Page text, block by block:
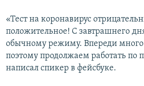
«Тест на коронавирус
положительное! С завтрашнего
обычному режиму. Впереди много
поэтому продолжаем работать по
написал спикер в фейсбуке.